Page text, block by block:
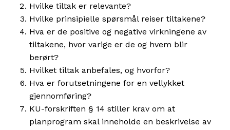
Hvilke tiltak er relevante?
Hvilke prinsipielle spørsmål reiser tiltakene?
Hva er de positive og negative virkningene av
tiltakene, hvor varige er de og hvem blir
berørt?
Hvilket tiltak anbefales, og hvorfor?
Hva er forutsetningene for en vellykket
gjennomføring?
KU-forskriften § 14 stiller krav om at
planprogram skal inneholde en beskrivelse av